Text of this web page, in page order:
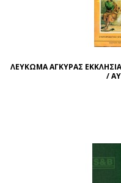
ΛΕΥΚΩΜΑ ΑΓΚΥΡΑΣ
/